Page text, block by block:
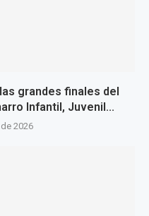
grandes finales del
Infantil, Juvenil...
2026